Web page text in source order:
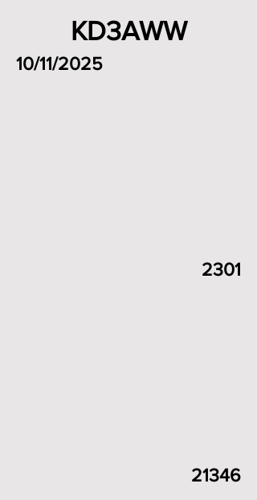
KD3AWW
10/11/2025
2301
21346